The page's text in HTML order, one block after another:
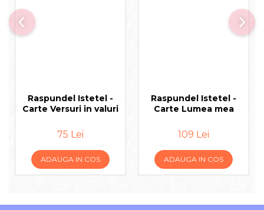
Raspundel Istetel -
Carte Versuri in valuri
75 Lei
ADAUGA IN COS
Raspundel Istetel -
Carte Lumea mea
109 Lei
ADAUGA IN COS